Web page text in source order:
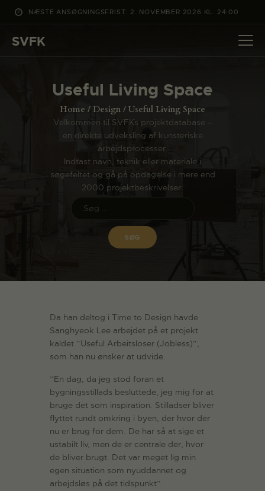
NÆSTE ANSØGNINGSFRIST: 2. NOVEMBER 2026 KL. 24:00
SVFK
Useful Living Space
Home Design Useful Living Space
Velkommen til SVFKs projektdatabase –
en direkte udveksling af kunsteriske
arbejdsprocesser.
Indtast navn, teknik eller materiale i
søgefeltet og gå på opdagelse i mere end
2000 projektbeskrivelser.
DET SKER
CHANNEL
ANSØG
OM SVFK
ENGLISH
Da han deltog i Time to Design havde
Sanghyeok Lee arbejdet på et projekt
kaldet ”Useful Arbeitsloser (Jobless)”,
som han nu ønsker at udvide.
”En dag, da jeg stod foran et
bygningsstillads besluttede, jeg mig for at
bruge det som inspiration. Stilladser bliver
flyttet rundt omkring i byen, der hvor der
nu er brug for dem. De har så at sige et
ustabilt liv, men de er centrale der, hvor
de bliver brugt. Det var meget lig min
egen situation som nyuddannet og
arbejdsløs på det tidspunkt”.